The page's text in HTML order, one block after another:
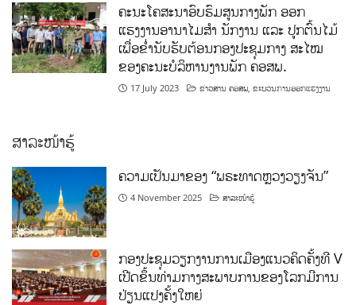
ຄະນະໂຄສະນາອົບຮົມສູນກາງພັກ ອອກ
ແຮງງານອານາໄມສໍາ ນັກງານ ແລະ ປູກຕົ້ນໄມ້
ເພື່ອຂໍ່ານັບຮັບຕ້ອນກອງປະຊຸມກາງ ສະໄໝ
ຂອງຄະນະບໍລິຫານງານພັກ ຄອສພ.
17 July 2023 ຂ່າວສານ ຄອສພ ,ຂະບວນການອອກແຮງງານ
ສາລະໜ້າຮູ້
ຄວາມເປັນມາຂອງ “ພຣະທາດຫຼວງວຽງຈັນ”
4 November 2025 ສາລະໜ້າຮູ້
ກອງປະຊຸມວຽກງານການເມືອງແນວຄິດຄັ້ງທີ V
ເປີດຂຶ້ນທ່າມກາງສະພາບການຂອງໂລກມີການ
ປ່ຽນແປງຄັ້ງໃຫຍ່